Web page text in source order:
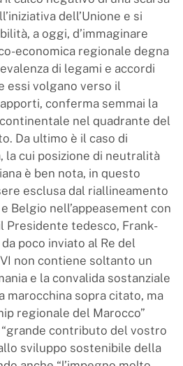
dell’Unione e si
a oggi, d’immaginare
economica regionale degna
di legami e accordi
essi volgano verso il
conferma semmai la
nel quadrante del
Da ultimo è il caso di
la cui posizione di neutralità
è ben nota, in questo
esclusa dal riallineamento
Belgio nell’appeasement con
Presidente tedesco, Frank-
poco inviato al Re del
non contiene soltanto un
e la convalida sostanziale
marocchina sopra citato, ma
regionale del Marocco”
contributo del vostro
sviluppo sostenibile della